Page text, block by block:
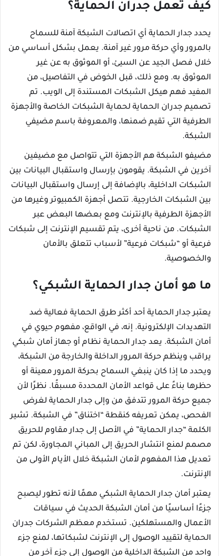
كيف تعمل جدران الحماية؟
يحدد جدار الحماية أي اتصالات الشبكة آمنة للسماح
بالمرور وأي حركة مرور غير آمنة. يعمل بشكل أساسي من
خلال فصل الجيد عن السيئ، أو الموثوق به عن غير
الموثوق به. ومع ذلك، قبل الخوض في التفاصيل، من
المفيد فهم هيكل الشبكات المستندة إلى الويب. تم
تصميم جدران الحماية لحماية الشبكات الخاصة والأجهزة
الطرفية التي تقيم ضمنها، والمعروفة باسم مضيفي
الشبكة.
مضيفو الشبكة هم الأجهزة التي تتواصل مع مضيفين
آخرين في الشبكة. يقومون بإرسال واستقبال البيانات بين
الشبكات الداخلية، بالإضافة إلى إرسال واستقبال البيانات
بين الشبكات الخارجية. تتصل أجهزة الكمبيوتر وغيرها من
الأجهزة الطرفية بالإنترنت ومع بعضها البعض عبر
الشبكات. من ناحية أخرى، يتم تقسيم الإنترنت إلى شبكات
فرعية أو “شبكات فرعية” لأسباب تتعلق بالأمان
والخصوصية.
ما هو أمان جدار الحماية الشبكي؟
يعتبر جدار الحماية أحد أكثر طرق الحماية فعالية ضد
التهديدات الإلكترونية. إنه، في الواقع، مفهوم حيوي في
أمان الشبكة. يعد جدار الحماية نظام أو جهاز أمان شبكي
يراقب وينظم حركة المرور الداخلة والخارجة من الشبكة،
ويحدد ما إذا كان ينبغي السماح بحركة المرور معينة أو
حظرها بناءً على قواعد الأمان المحددة مسبقًا. نظرًا لأن
جميع حركة المرور تتدفق من وإلى جدار الحماية لغرض
الفحص، يمكن تعريفه كنقطة “اختناق” في الشبكة. تشير
الكلمة “جدار الحماية” في الأصل إلى جدار مقاوم للحريق
مصمم لمنع انتشار الحريق إلى المباني المجاورة، لكن تم
تعديل هذا المفهوم لأمان الشبكة خلال الأيام الأولى من
الإنترنت.
يعتبر أمان جدار الحماية الشبكي مهمًا لأنه تطور ليصبح
جزءًا أساسيًا من أمان الشبكة الحديث في سياقات
الأعمال والمستهلكين. تستخدم معظم الشركات جدران
الحماية لتقييد الوصول إلى الإنترنت لشبكاتها، لمنع جزء
واحد من الشبكة الداخلية من الوصول إلى جزء آخر من